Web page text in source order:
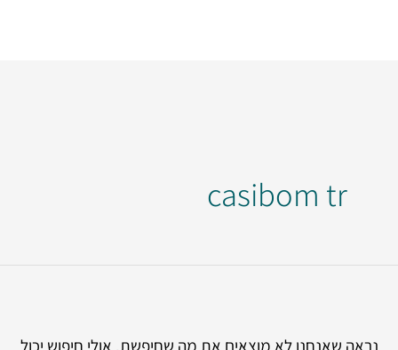
casibom tr
נראה שאנחנו לא מוצאים את מה שחיפשת. אולי חיפוש יכול